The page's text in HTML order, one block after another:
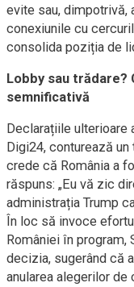
evite sau, dimpotrivă,
conexiunile cu
consolida poziția de
Lobby sau trădare?
semnificativă
Declarațiile ulterioare
Digi24, conturează
crede că România a
răspuns: „Eu vă zic
administrația Trump
În loc să invoce
României în
decizia, sugerând că
anularea alegerilor de